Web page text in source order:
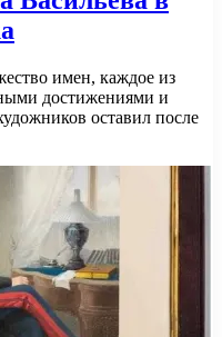
имен, каждое из
достижениями и
оставил после